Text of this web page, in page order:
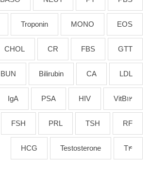
EOS
MONO
Troponin
GTT
FBS
CR
CHOL
LDL
CA
Bilirubin
BUN
VitB12
HIV
PSA
IgA
RF
TSH
PRL
FSH
T4
Testosterone
HCG